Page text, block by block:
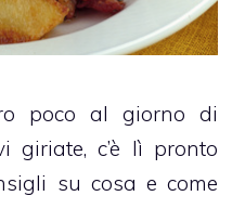
poco al giorno di
giriate, c’è lì pronto
su cosa e come